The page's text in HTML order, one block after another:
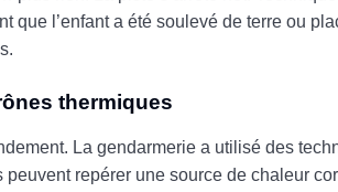
que l’enfant a été soulevé de terre ou
thermiques
La gendarmerie a utilisé des
repérer une source de chaleur